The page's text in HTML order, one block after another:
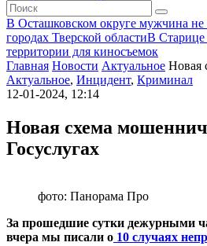
В Осташковском округе мужчина не
городах Тверской областиВ Старице
территории для киносъемок
Главная Новости Актуальное Новая
Актуальное, Инцидент, Криминал
12-01-2024, 12:14
Новая схема
Госуслугах
фото: Панорама Про
За прошедшие сутки дежурными
вчера мы писали о 10 случаях